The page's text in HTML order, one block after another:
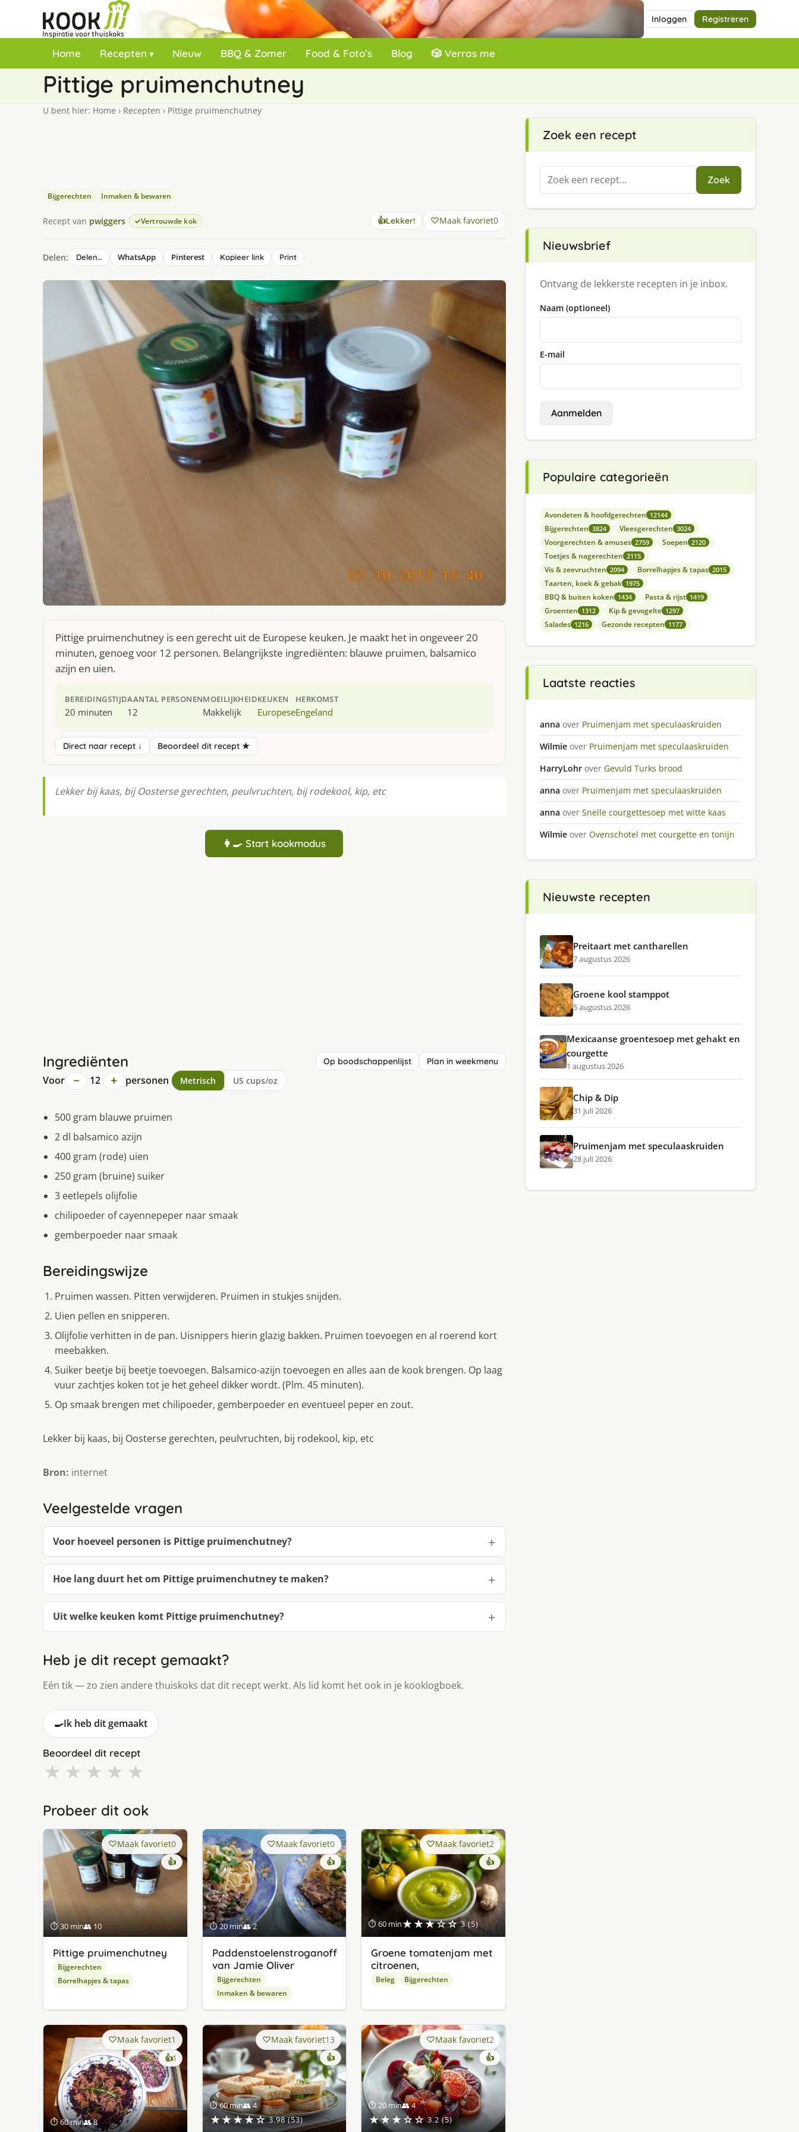
Inloggen Registreren
Home Recepten Nieuw BBQ & Zomer Food & Foto’s Blog 🎲 Verras me
Pittige pruimenchutney
U bent hier: Home › Recepten › Pittige pruimenchutney
Bijgerechten Inmaken & bewaren
Recept van pwiggers Vertrouwde kok 👍Lekker! Maak favoriet0
Delen: Delen… WhatsApp Pinterest Kopieer link Print
Pittige pruimenchutney is een gerecht uit de Europese keuken. Je maakt het in ongeveer 20
minuten, genoeg voor 12 personen. Belangrijkste ingrediënten: blauwe pruimen, balsamico
azijn en uien.
BEREIDINGSTIJD
20 minuten
AANTAL PERSONEN
12
MOEILIJKHEID
Makkelijk
KEUKEN
Europese
HERKOMST
Engeland
Direct naar recept ↓ Beoordeel dit recept ★
Lekker bij kaas, bij Oosterse gerechten, peulvruchten, bij rodekool, kip, etc
👩‍🍳 Start kookmodus
Ingrediënten Op boodschappenlijst Plan in weekmenu
Voor − 12 + personen Metrisch US cups/oz
500 gram blauwe pruimen
2 dl balsamico azijn
400 gram (rode) uien
250 gram (bruine) suiker
3 eetlepels olijfolie
chilipoeder of cayennepeper naar smaak
gemberpoeder naar smaak
Bereidingswijze
Pruimen wassen. Pitten verwijderen. Pruimen in stukjes snijden.
Uien pellen en snipperen.
Olijfolie verhitten in de pan. Uisnippers hierin glazig bakken. Pruimen toevoegen en al roerend kort
meebakken.
Suiker beetje bij beetje toevoegen. Balsamico-azijn toevoegen en alles aan de kook brengen. Op laag
vuur zachtjes koken tot je het geheel dikker wordt. (Plm. 45 minuten).
Op smaak brengen met chilipoeder, gemberpoeder en eventueel peper en zout.
Lekker bij kaas, bij Oosterse gerechten, peulvruchten, bij rodekool, kip, etc
Bron: internet
Veelgestelde vragen
Voor hoeveel personen is Pittige pruimenchutney?
Hoe lang duurt het om Pittige pruimenchutney te maken?
Uit welke keuken komt Pittige pruimenchutney?
Heb je dit recept gemaakt?
Eén tik — zo zien andere thuiskoks dat dit recept werkt. Als lid komt het ook in je kooklogboek.
🍳Ik heb dit gemaakt
Beoordeel dit recept
★ ★ ★ ★ ★
Probeer dit ook
⏱ 30 min👥 10
Maak favoriet0
👍
Pittige pruimenchutney
Bijgerechten
Borrelhapjes & tapas
⏱ 20 min👥 2
Maak favoriet0
👍
Paddenstoelenstroganoff
van Jamie Oliver
Bijgerechten
Inmaken & bewaren
⏱ 60 min★★★☆☆ 3 (5)
Maak favoriet2
👍
Groene tomatenjam met
citroenen,
Beleg Bijgerechten
⏱ 60 min👥 8
Maak favoriet1
👍1keer
lekker
gevonden
⏱ 60 min👥 4
★★★★☆ 3.98 (53)
Maak favoriet13
👍
⏱ 20 min👥 4
★★★☆☆ 3.2 (5)
Maak favoriet2
👍
Zoek een recept
Zoeken
naar:
Zoek
Nieuwsbrief
Ontvang de lekkerste recepten in je inbox.
Naam (optioneel)
E-mail
Aanmelden
Populaire categorieën
Avondeten & hoofdgerechten 12144
Bijgerechten 3824 Vleesgerechten 3024
Voorgerechten & amuses 2759 Soepen 2120
Toetjes & nagerechten 2115
Vis & zeevruchten 2094 Borrelhapjes & tapas 2015
Taarten, koek & gebak 1975
BBQ & buiten koken 1434 Pasta & rijst 1419
Groenten 1312 Kip & gevogelte 1297
Salades 1216 Gezonde recepten 1177
Laatste reacties
anna over Pruimenjam met speculaaskruiden
Wilmie over Pruimenjam met speculaaskruiden
HarryLohr over Gevuld Turks brood
anna over Pruimenjam met speculaaskruiden
anna over Snelle courgettesoep met witte kaas
Wilmie over Ovenschotel met courgette en tonijn
Nieuwste recepten
Preitaart met cantharellen
7 augustus 2026
Groene kool stamppot
5 augustus 2026
Mexicaanse groentesoep met gehakt en
courgette
1 augustus 2026
Chip & Dip
31 juli 2026
Pruimenjam met speculaaskruiden
28 juli 2026